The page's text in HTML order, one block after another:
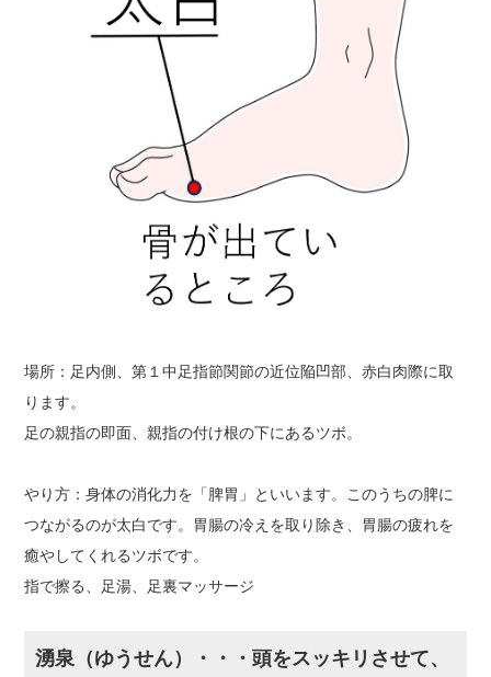
場所：足内側、第１中足指節関節の近位陥凹部、赤白肉際に取
ります。
足の親指の即面、親指の付け根の下にあるツボ。
やり方：身体の消化力を「脾胃」といいます。このうちの脾に
つながるのが太白です。胃腸の冷えを取り除き、胃腸の疲れを
癒やしてくれるツボです。
指で擦る、足湯、足裏マッサージ
湧泉（ゆうせん）・・・頭をスッキリさせて、